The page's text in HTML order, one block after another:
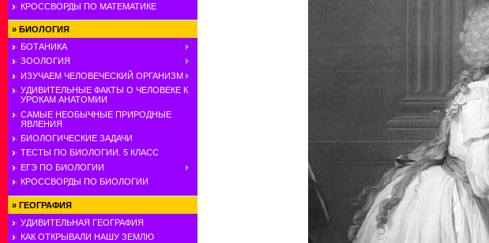
КРОССВОРДЫ ПО МАТЕМАТИКЕ
» БИОЛОГИЯ
БОТАНИКА
ЗООЛОГИЯ
ИЗУЧАЕМ ЧЕЛОВЕЧЕСКИЙ ОРГАНИЗМ
УДИВИТЕЛЬНЫЕ ФАКТЫ О ЧЕЛОВЕКЕ К
УРОКАМ АНАТОМИИ
САМЫЕ НЕОБЫЧНЫЕ ПРИРОДНЫЕ
ЯВЛЕНИЯ
БИОЛОГИЧЕСКИЕ ЗАДАЧИ
ТЕСТЫ ПО БИОЛОГИИ. 5 КЛАСС
ЕГЭ ПО БИОЛОГИИ
КРОССВОРДЫ ПО БИОЛОГИИ
» ГЕОГРАФИЯ
УДИВИТЕЛЬНАЯ ГЕОГРАФИЯ
КАК ОТКРЫВАЛИ НАШУ ЗЕМЛЮ